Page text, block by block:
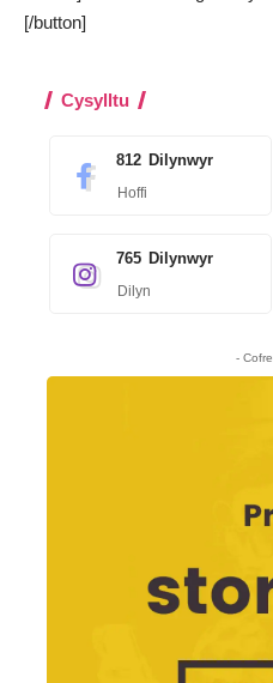
[/button]
Cysylltu
812 Dilynwyr
Hoffi
765 Dilynwyr
Dilyn
-